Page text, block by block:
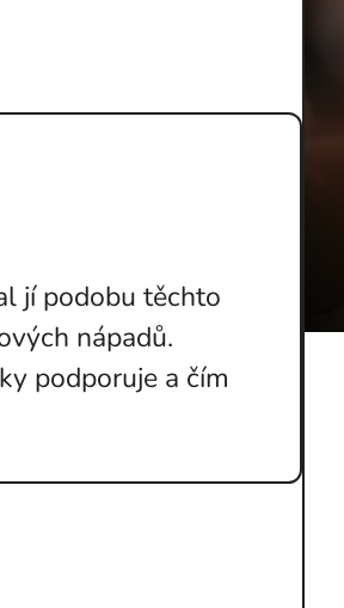
jí podobu těchto
nápadů.
podporuje a čím